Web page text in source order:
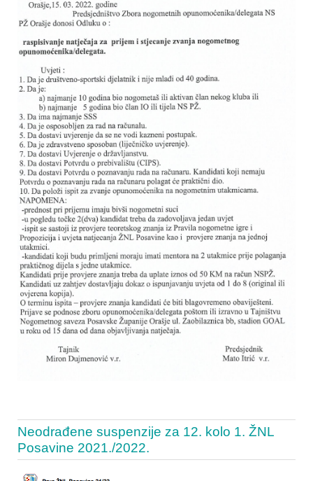
Neodrađene suspenzije za 12. kolo 1. ŽNL
Posavine 2021./2022.